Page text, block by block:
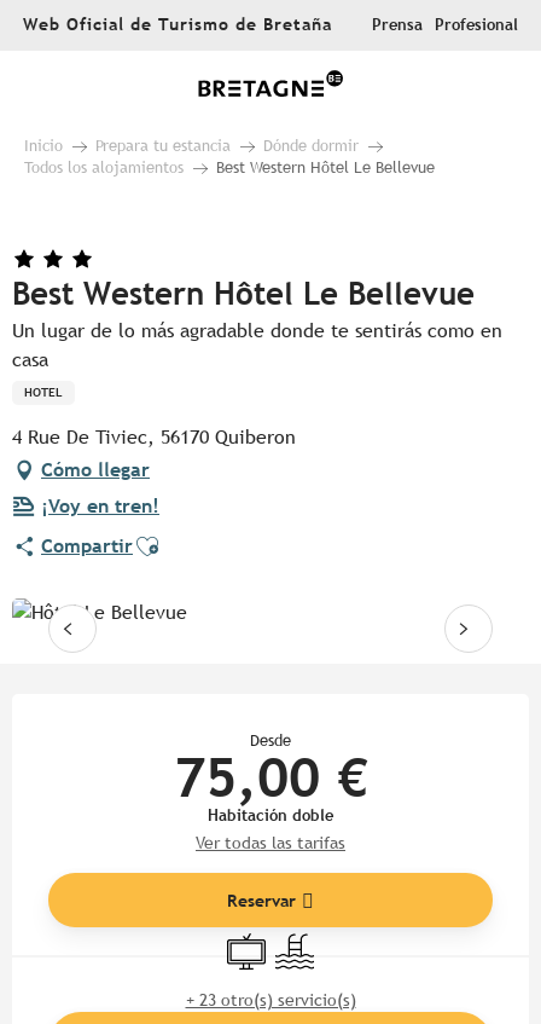
AllerWeb Oficial de Turismo de Bretaña Prensa Profesional
Inicio Prepara tu estancia
Dónde dormir
Todos los alojamientos
Best Western Hôtel Le Bellevue
Best Western Hôtel Le Bellevue
Un lugar de lo más agradable donde te sentirás como en
casa
HOTEL
4 Rue De Tiviec, 56170 Quiberon
Cómo llegar
¡Voy en tren!
CompartirAjouter aux favoris
Desde
75,00 €
Habitación doble
Ver todas las tarifas
Reservar
Televisión
Piscina
+ 23 otro(s) servicio(s)